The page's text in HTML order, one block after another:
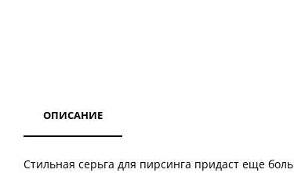
ОПИСАНИЕ
Стильная серьга для пирсинга придаст еще